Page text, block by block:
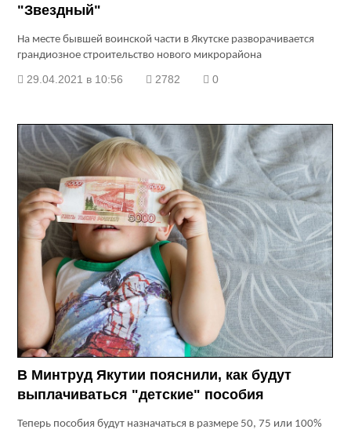
"Звездный"
На месте бывшей воинской части в Якутске разворачивается
грандиозное строительство нового микрорайона
29.04.2021 в 10:56 2782 0
В Минтруд Якутии пояснили, как будут
выплачиваться "детские" пособия
Теперь пособия будут назначаться в размере 50, 75 или 100%